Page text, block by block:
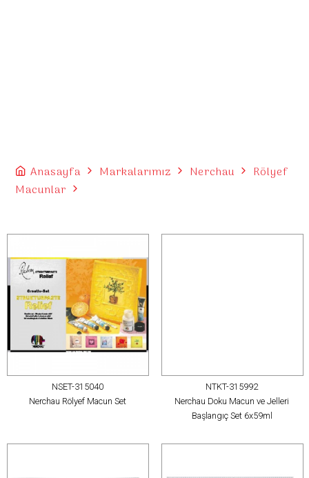
Anasayfa Markalarımız Nerchau
Rölyef
Macunlar
NSET-315040
Nerchau Rölyef Macun Set
NTKT-315992
Nerchau Doku Macun ve Jelleri
Başlangıç Set 6x59ml